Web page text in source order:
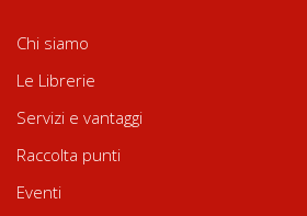
Chi siamo
Le Librerie
Servizi e vantaggi
Raccolta punti
Eventi